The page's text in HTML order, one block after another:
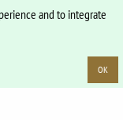
and to integrate
OK